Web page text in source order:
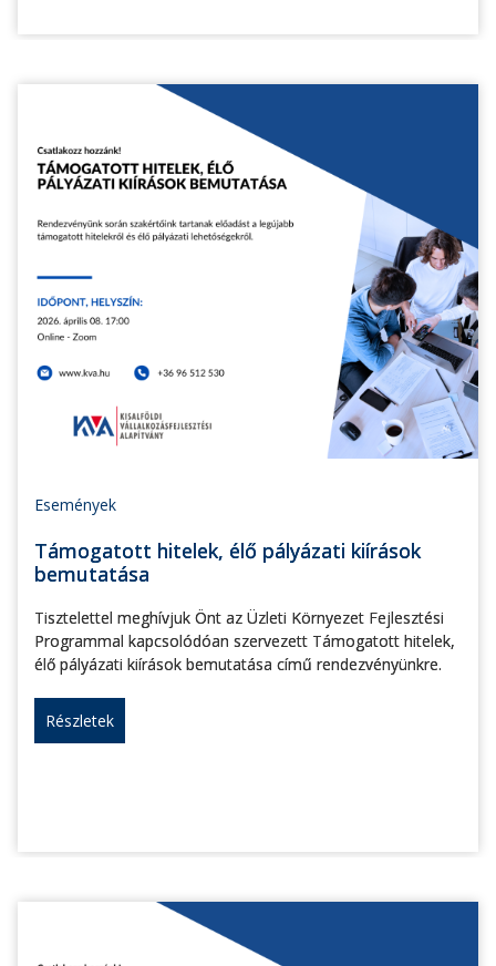
Események
Támogatott hitelek, élő pályázati kiírások
bemutatása
Tisztelettel meghívjuk Önt az Üzleti Környezet Fejlesztési
Programmal kapcsolódóan szervezett Támogatott hitelek,
élő pályázati kiírások bemutatása című rendezvényünkre.
Részletek